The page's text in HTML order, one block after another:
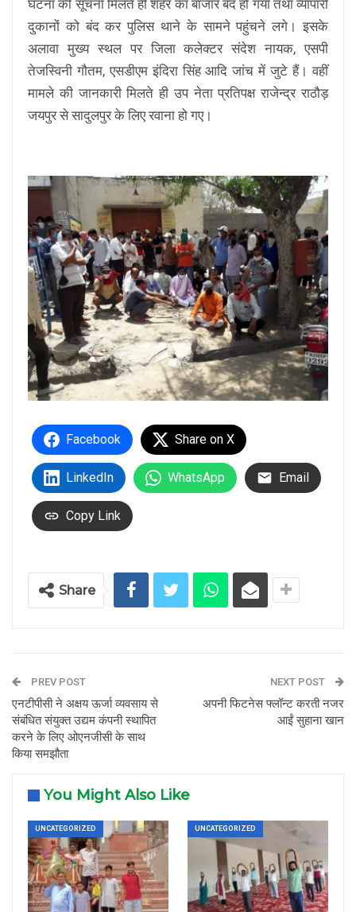
घटना की सूचना मिलते ही शहर का बाजार बंद हो गया तथा व्यापारी
दुकानों को बंद कर पुलिस थाने के सामने पहुंचने लगे। इसके
अलावा मुख्य स्थल पर जिला कलेक्टर संदेश नायक, एसपी
तेजस्विनी गौतम, एसडीएम इंदिरा सिंह आदि जांच में जुटे हैं। वहीं
मामले की जानकारी मिलते ही उप नेता प्रतिपक्ष राजेन्द्र राठौड़
जयपुर से सादुलपुर के लिए रवाना हो गए।
Facebook Share on X
LinkedIn WhatsApp Email
Copy Link
Share
PREV POST
एनटीपीसी ने अक्षय ऊर्जा व्यवसाय से
संबंधित संयुक्त उद्यम कंपनी स्थापित
करने के लिए ओएनजीसी के साथ
किया समझौता
NEXT POST
अपनी फिटनेस फ्लॉन्ट करती नजर
आईं सुहाना खान
You Might Also Like
UNCATEGORIZED UNCATEGORIZED